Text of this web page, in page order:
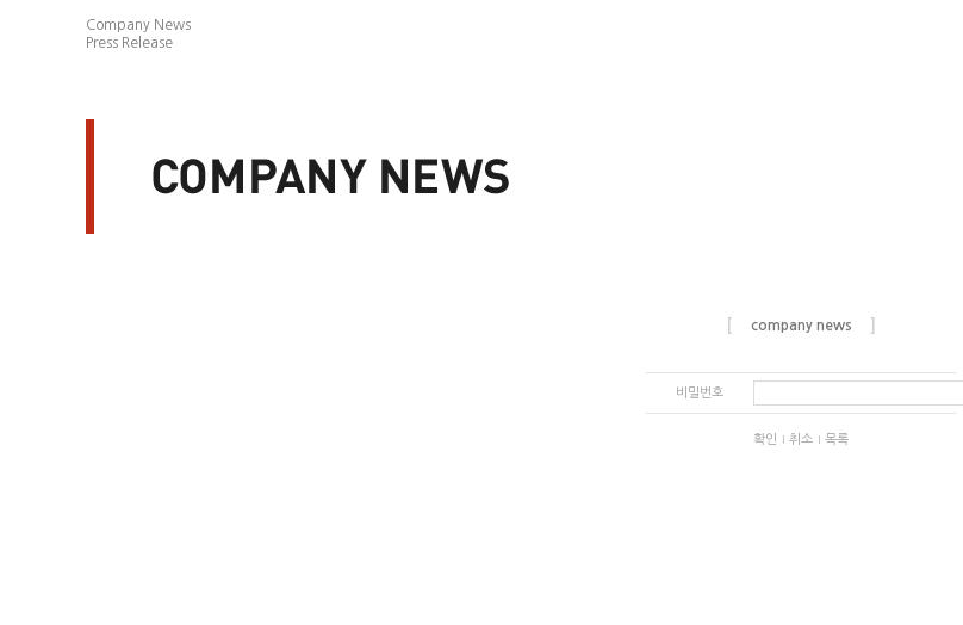
Company News
Press Release
company news
비밀번호
확인 취소 목록